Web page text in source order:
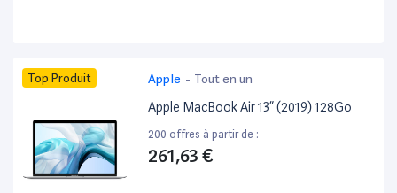
Top Produit Apple - Tout en un
Apple MacBook Air 13” (2019) 128Go
200 offres à partir de :
261,63 €